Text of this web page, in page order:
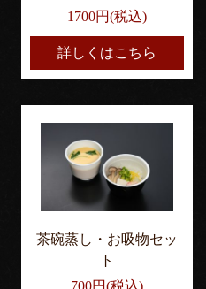
1700円(税込)
詳しくはこちら
茶碗蒸し・お吸物セッ
ト